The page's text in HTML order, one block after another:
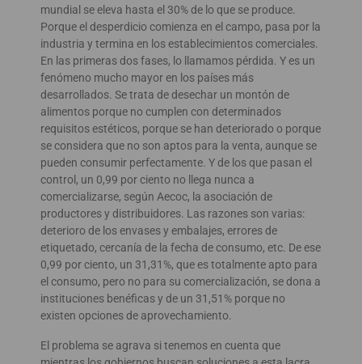
mundial se eleva hasta el 30% de lo que se produce.
Porque el desperdicio comienza en el campo, pasa por la
industria y termina en los establecimientos comerciales.
En las primeras dos fases, lo llamamos pérdida. Y es un
fenómeno mucho mayor en los países más
desarrollados. Se trata de desechar un montón de
alimentos porque no cumplen con determinados
requisitos estéticos, porque se han deteriorado o porque
se considera que no son aptos para la venta, aunque se
pueden consumir perfectamente. Y de los que pasan el
control, un 0,99 por ciento no llega nunca a
comercializarse, según Aecoc, la asociación de
productores y distribuidores. Las razones son varias:
deterioro de los envases y embalajes, errores de
etiquetado, cercanía de la fecha de consumo, etc. De ese
0,99 por ciento, un 31,31%, que es totalmente apto para
el consumo, pero no para su comercialización, se dona a
instituciones benéficas y de un 31,51% porque no
existen opciones de aprovechamiento.
El problema se agrava si tenemos en cuenta que